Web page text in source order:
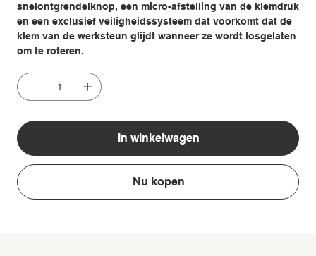
snelontgrendelknop, een micro-afstelling van de klemdruk
en een exclusief veiligheidssysteem dat voorkomt dat de
klem van de werksteun glijdt wanneer ze wordt losgelaten
om te roteren.
In winkelwagen
Nu kopen